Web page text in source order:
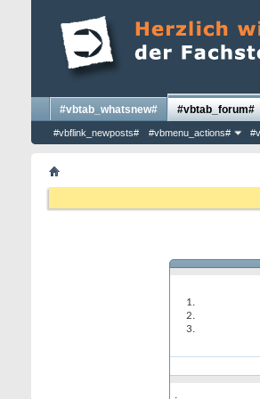
#vbtab_whatsnew# #vbtab_forum#
#vbflink_newposts# #vbmenu_actions#